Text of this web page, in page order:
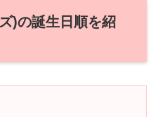
)の誕生日順を紹